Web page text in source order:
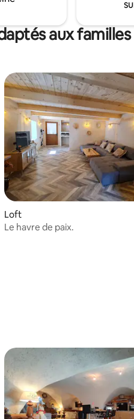
aux familles
sur 5
sur la base de 49
Loft
Le havre de paix.